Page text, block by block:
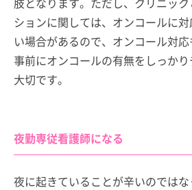
ションに関しては、オンコールに
い場合があるので、オンコール対応
事前にオンコールの有無をしっか
大切です。
夜勤専従看護師になる
夜に起きていることが辛いのでは